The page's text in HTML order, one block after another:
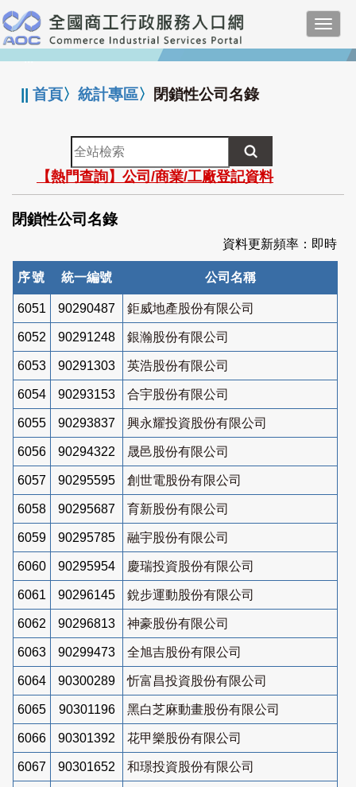
跳
到
主
要
:::
||首頁〉統計專區〉 閉鎖性公司名錄
全
站
檢
索
【熱門查詢】公司/商業/工廠登記資料
閉鎖性公司名錄
資料更新頻率：即時
序號 統一編號 公司名稱
6051 90290487 鉅威地產股份有限公司
6052 90291248 銀瀚股份有限公司
6053 90291303 英浩股份有限公司
6054 90293153 合宇股份有限公司
6055 90293837 興永耀投資股份有限公司
6056 90294322 晟邑股份有限公司
6057 90295595 創世電股份有限公司
6058 90295687 育新股份有限公司
6059 90295785 融宇股份有限公司
6060 90295954 慶瑞投資股份有限公司
6061 90296145 銳步運動股份有限公司
6062 90296813 神豪股份有限公司
6063 90299473 全旭吉股份有限公司
6064 90300289 忻富昌投資股份有限公司
6065 90301196 黑白芝麻動畫股份有限公司
6066 90301392 花甲樂股份有限公司
6067 90301652 和璟投資股份有限公司